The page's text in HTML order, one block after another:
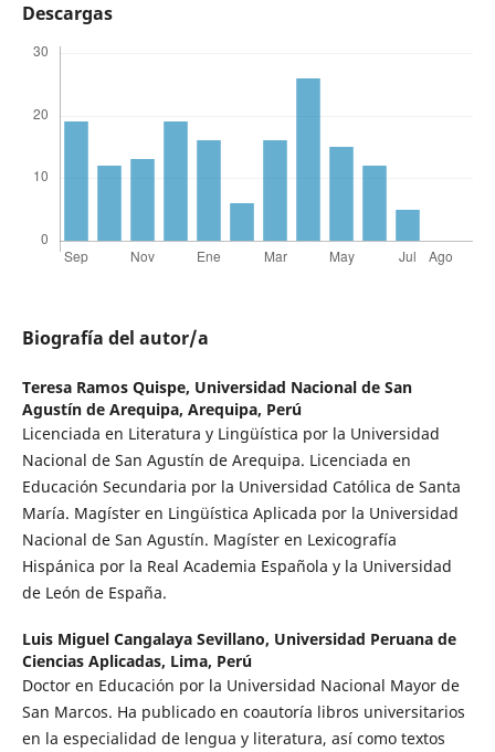
Descargas
Biografía del autor/a
Teresa Ramos Quispe, Universidad Nacional de San
Agustín de Arequipa, Arequipa, Perú
Licenciada en Literatura y Lingüística por la Universidad
Nacional de San Agustín de Arequipa. Licenciada en
Educación Secundaria por la Universidad Católica de Santa
María. Magíster en Lingüística Aplicada por la Universidad
Nacional de San Agustín. Magíster en Lexicografía
Hispánica por la Real Academia Española y la Universidad
de León de España.
Luis Miguel Cangalaya Sevillano, Universidad Peruana de
Ciencias Aplicadas, Lima, Perú
Doctor en Educación por la Universidad Nacional Mayor de
San Marcos. Ha publicado en coautoría libros universitarios
en la especialidad de lengua y literatura, así como textos